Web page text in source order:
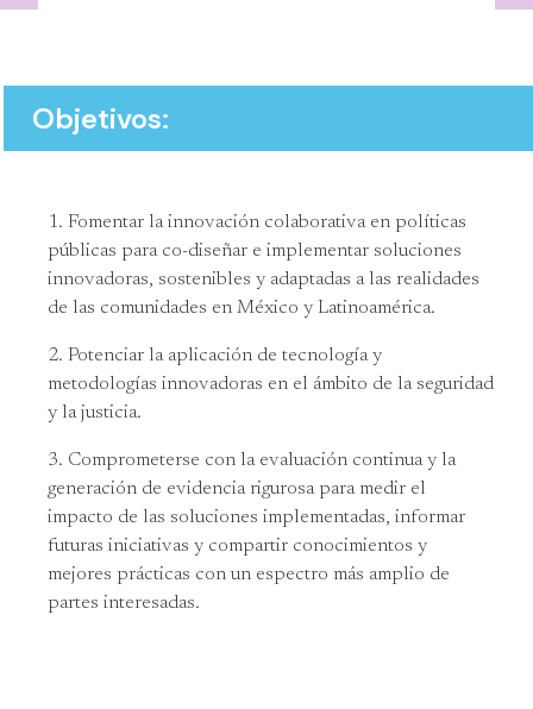
Objetivos:
Fomentar la innovación colaborativa en políticas
públicas para co-diseñar e implementar soluciones
innovadoras, sostenibles y adaptadas a las realidades
de las comunidades en México y Latinoamérica.
Potenciar la aplicación de tecnología y
metodologías innovadoras en el ámbito de la seguridad
y la justicia.
Comprometerse con la evaluación continua y la
generación de evidencia rigurosa para medir el
impacto de las soluciones implementadas, informar
futuras iniciativas y compartir conocimientos y
mejores prácticas con un espectro más amplio de
partes interesadas.